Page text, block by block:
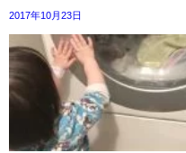
2017年10月23日